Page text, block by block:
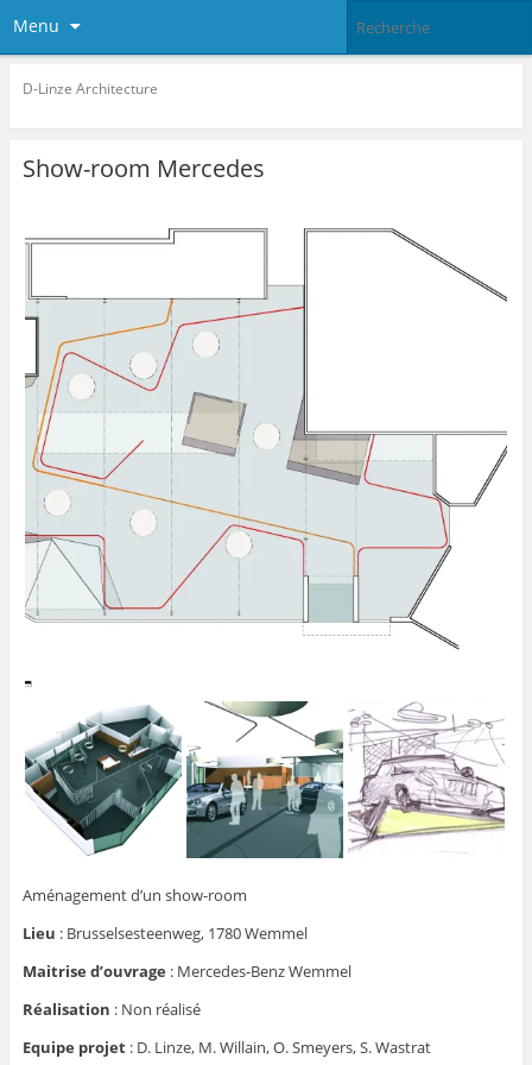
Menu
D-Linze Architecture
Show-room Mercedes
Aménagement d’un show-room
Lieu : Brusselsesteenweg, 1780 Wemmel
Maitrise d’ouvrage : Mercedes-Benz Wemmel
Réalisation : Non réalisé
Equipe projet: D. Linze, M. Willain, O. Smeyers, S. Wastrat